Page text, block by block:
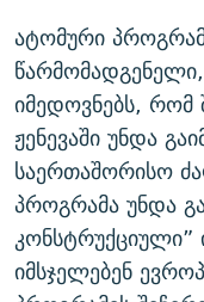
ᲓᲘᲚᲘᲡ ᲡᲐᲣᲑᲠᲔᲑᲘ
ᲛᲝᲚᲐᲞᲐᲠᲐᲙᲔ
ᲨᲘᲜ - ᲣᲪᲮᲝᲔᲗᲨᲘ
ᲚᲘᲢᲔᲠᲐᲢᲣᲠᲣᲚᲘ
ᲐᲛᲔᲠᲘᲙᲣᲚᲘ
ᲘᲛᲞᲔᲠᲘᲐ ᲓᲐ ᲠᲐᲓᲘᲝ
ᲩᲔᲛᲘ ᲡᲘᲙᲕᲓᲘᲚᲘᲡ
11 ᲬᲔᲚᲘ - 11 ᲐᲛᲑᲐᲕᲘ
ᲡᲐᲞᲐᲠᲚᲐᲛᲔᲜᲢᲝ
ᲑᲐᲕᲨᲕᲔᲑᲘ
5 ᲐᲛᲑᲐᲕᲘ - 20
ЭХО КАВКАЗА
ᲒᲐᲛᲝᲘᲬᲔᲠᲔ
რთე/რთ-ის
ატომური
იმედოვნებს,
ჟენევაში უნდა
საერთაშორისო
პროგრამა უნდა
კონსტრუქციული”
იმსჯელებენ